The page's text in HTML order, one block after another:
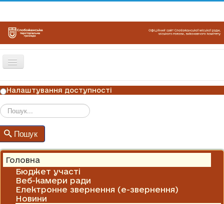
Перемикач
ГОЛОВНА
НОВИНИ
ОГОЛОШЕННЯ
ГРАФІКИ ПРИЙОМУ
КОНТАКТИ
Налаштування доступності
Пошук
Головна
Бюджет участі
Веб-камери ради
Електронне звернення (е-звернення)
Новини